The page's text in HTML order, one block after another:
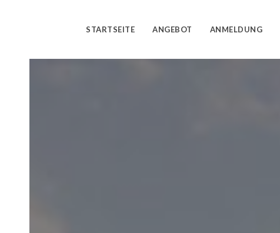
STARTSEITE ANGEBOT ANMELDUNG